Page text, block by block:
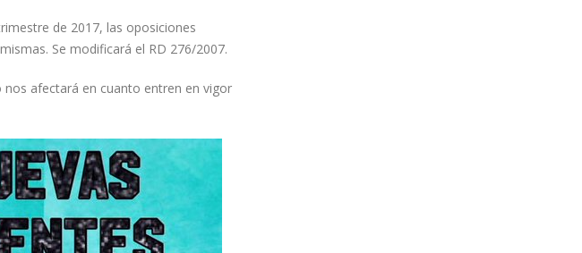
de 2017, las oposiciones
Se modificará el RD 276/2007.
afectará en cuanto entren en vigor